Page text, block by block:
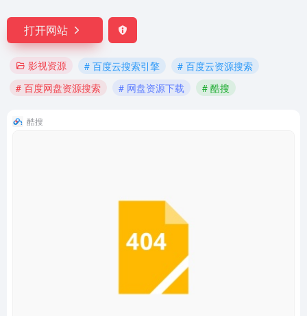
打开网站
影视资源 # 百度云搜索引擎
# 百度云资源搜索
# 百度网盘资源搜索
# 网盘资源下载 # 酷搜
酷搜